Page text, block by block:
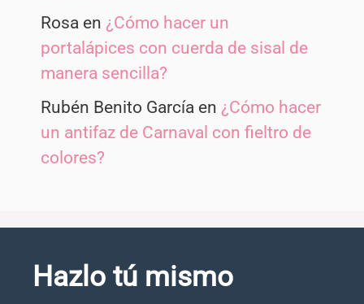
Rosa en ¿Cómo hacer un
portalápices con cuerda de sisal de
manera sencilla?
Rubén Benito García en ¿Cómo hacer
un antifaz de Carnaval con fieltro de
colores?
Hazlo tú mismo